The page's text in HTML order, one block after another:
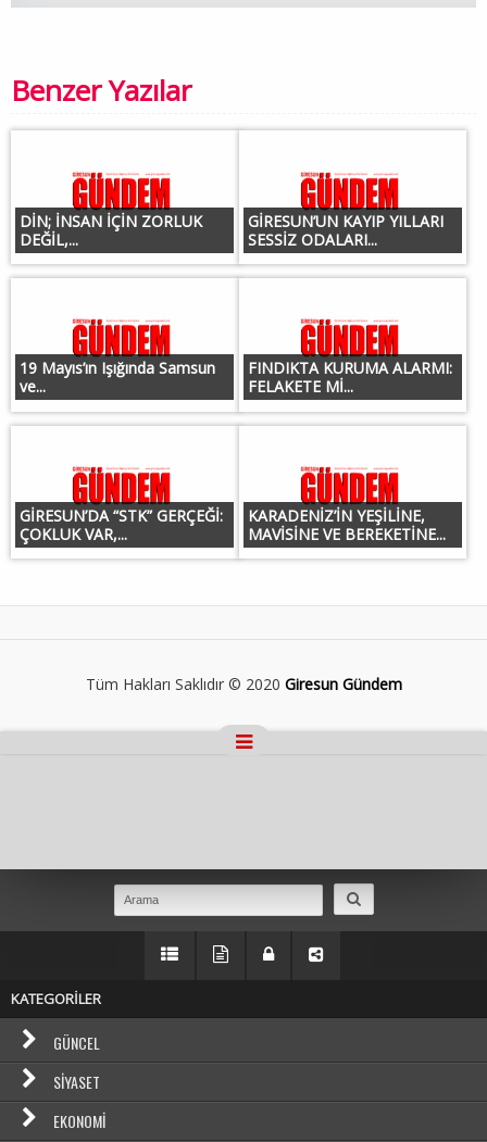
Benzer Yazılar
DİN; İNSAN İÇİN ZORLUK
DEĞİL,...
GİRESUN’UN KAYIP YILLARI
SESSİZ ODALARI...
19 Mayıs’ın Işığında Samsun
ve...
FINDIKTA KURUMA ALARMI:
FELAKETE Mİ...
GİRESUN’DA “STK” GERÇEĞİ:
ÇOKLUK VAR,...
KARADENİZ’İN YEŞİLİNE,
MAVİSİNE VE BEREKETİNE...
Tüm Hakları Saklıdır © 2020 Giresun Gündem
KATEGORİLER
GÜNCEL
SIYASET
EKONOMI